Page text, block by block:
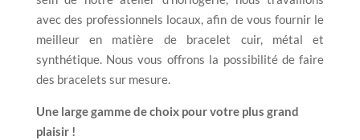
avec des professionnels locaux, afin de vous fournir le
meilleur en matière de bracelet cuir, métal et
synthétique. Nous vous offrons la possibilité de faire
des bracelets sur mesure.
Une large gamme de choix pour votre plus grand
plaisir !